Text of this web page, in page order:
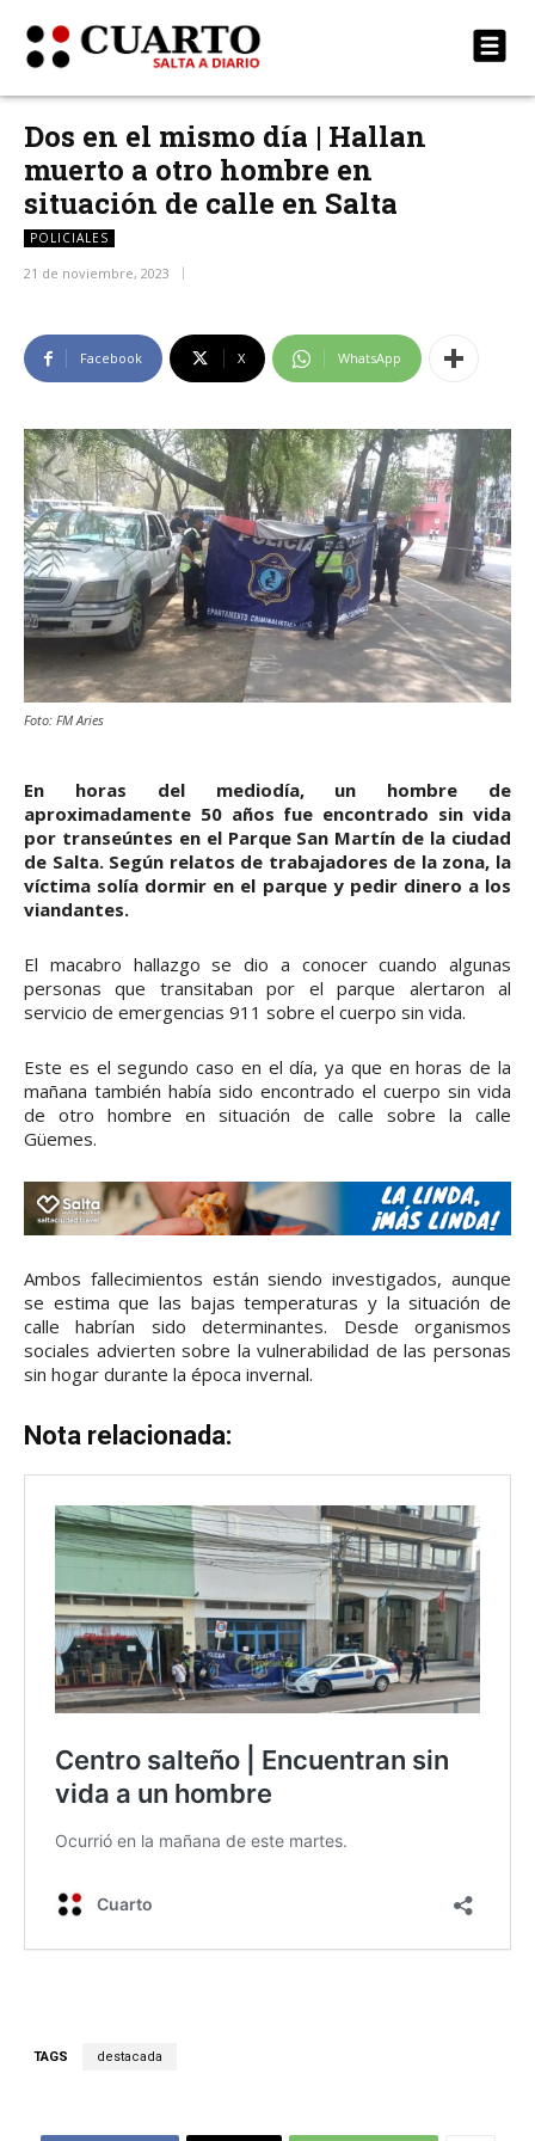
Dos en el mismo día | Hallan
muerto a otro hombre en
situación de calle en Salta
POLICIALES
21 de noviembre, 2023
Facebook X WhatsApp
Foto: FM Aries
En horas del mediodía, un hombre de
aproximadamente 50 años fue encontrado sin vida
por transeúntes en el Parque San Martín de la ciudad
de Salta. Según relatos de trabajadores de la zona, la
víctima solía dormir en el parque y pedir dinero a los
viandantes.
El macabro hallazgo se dio a conocer cuando algunas
personas que transitaban por el parque alertaron al
servicio de emergencias 911 sobre el cuerpo sin vida.
Este es el segundo caso en el día, ya que en horas de la
mañana también había sido encontrado el cuerpo sin vida
de otro hombre en situación de calle sobre la calle
Güemes.
Ambos fallecimientos están siendo investigados, aunque
se estima que las bajas temperaturas y la situación de
calle habrían sido determinantes. Desde organismos
sociales advierten sobre la vulnerabilidad de las personas
sin hogar durante la época invernal.
Nota relacionada:
TAGS destacada